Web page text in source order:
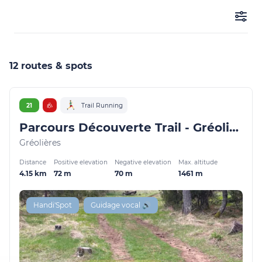
12 routes & spots
21 Trail Running
Parcours Découverte Trail - Gréolières 1400
Gréolières
Distance
4.15 km
Positive elevation
72 m
Negative elevation
70 m
Max. altitude
1461 m
Handi'Spot Guidage vocal 🔊